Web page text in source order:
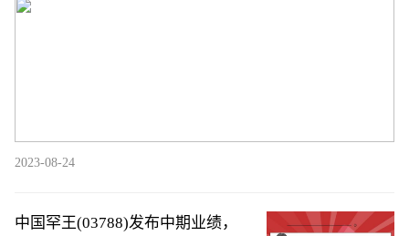
2023-08-24
中国罕王(03788)发布中期业绩，